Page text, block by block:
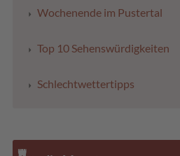
Wochenende im Pustertal
Top 10 Sehenswürdigkeiten
Schlechtwettertipps